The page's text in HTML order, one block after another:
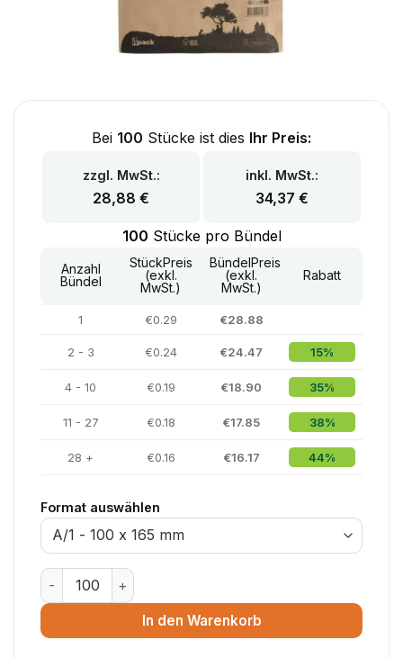
Bei 100 Stücke ist dies Ihr Preis:
zzgl. MwSt.:
28,88 €
inkl. MwSt.:
34,37 €
100 Stücke pro Bündel
Anzahl
Bündel
StückPreis
(exkl.
MwSt.)
BündelPreis
(exkl.
MwSt.)
Rabatt
1 €0.29 €28.88
2 - 3 €0.24 €24.47 15%
4 - 10 €0.19 €18.90 35%
11 - 27 €0.18 €17.85 38%
28 + €0.16 €16.17 44%
Format auswählen
Luftpolsterumschlag ECO – 270 x 360 mm – Größe H/8
In den Warenkorb